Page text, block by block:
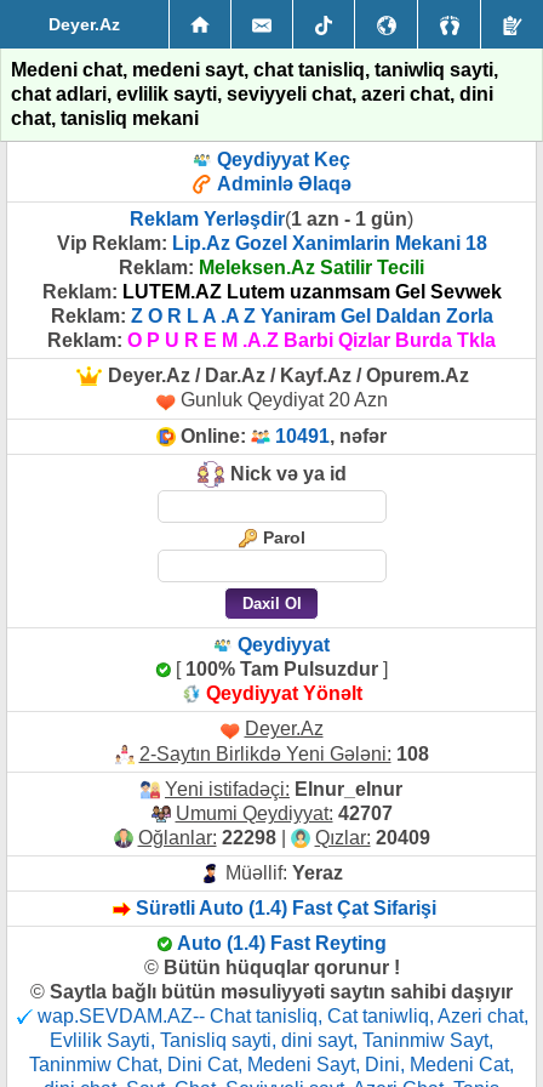
Deyer.Az
Medeni chat, medeni sayt, chat tanisliq, taniwliq sayti,
chat adlari, evlilik sayti, seviyyeli chat, azeri chat, dini
chat, tanisliq mekani
Qeydiyyat Keç
Adminlə Əlaqə
Reklam Yerləşdir(1 azn - 1 gün)
Vip Reklam: Lip.Az Gozel Xanimlarin Mekani 18
Reklam: Meleksen.Az Satilir Tecili
Reklam: LUTEM.AZ Lutem uzanmsam Gel Sevwek
Reklam: Z O R L A .A Z Yaniram Gel Daldan Zorla
Reklam: O P U R E M .A.Z Barbi Qizlar Burda Tkla
Deyer.Az / Dar.Az / Kayf.Az / Opurem.Az
Gunluk Qeydiyat 20 Azn
Online:
10491, nəfər
Nick və ya id
Parol
Qeydiyyat
[ 100% Tam Pulsuzdur ]
Qeydiyyat Yönəlt
Deyer.Az
2-Saytın Birlikdə Yeni Gələni: 108
Yeni istifadəçi: Elnur_elnur
Umumi Qeydiyyat: 42707
Oğlanlar: 22298| Qızlar: 20409
Müəllif: Yeraz
Sürətli Auto (1.4) Fast Çat Sifarişi
Auto (1.4) Fast Reyting
© Bütün hüquqlar qorunur !
© Saytla bağlı bütün məsuliyyəti saytın sahibi daşıyır
wap.SEVDAM.AZ-- Chat tanisliq, Cat taniwliq, Azeri chat,
Evlilik Sayti, Tanisliq sayti, dini sayt, Taninmiw Sayt,
Taninmiw Chat, Dini Cat, Medeni Sayt, Dini, Medeni Cat,